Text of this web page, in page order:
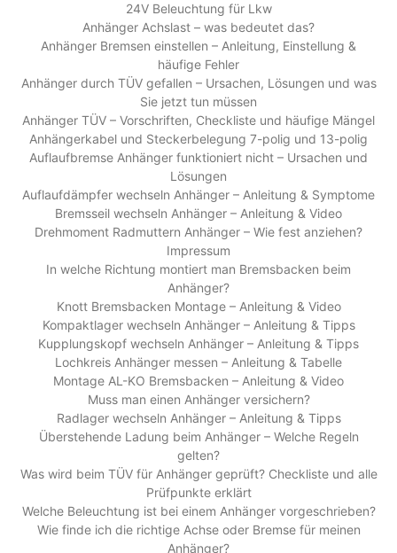
24V Beleuchtung für Lkw
Anhänger Achslast – was bedeutet das?
Anhänger Bremsen einstellen – Anleitung, Einstellung &
häufige Fehler
Anhänger durch TÜV gefallen – Ursachen, Lösungen und was
Sie jetzt tun müssen
Anhänger TÜV – Vorschriften, Checkliste und häufige Mängel
Anhängerkabel und Steckerbelegung 7-polig und 13-polig
Auflaufbremse Anhänger funktioniert nicht – Ursachen und
Lösungen
Auflaufdämpfer wechseln Anhänger – Anleitung & Symptome
Bremsseil wechseln Anhänger – Anleitung & Video
Drehmoment Radmuttern Anhänger – Wie fest anziehen?
Impressum
In welche Richtung montiert man Bremsbacken beim
Anhänger?
Knott Bremsbacken Montage – Anleitung & Video
Kompaktlager wechseln Anhänger – Anleitung & Tipps
Kupplungskopf wechseln Anhänger – Anleitung & Tipps
Lochkreis Anhänger messen – Anleitung & Tabelle
Montage AL-KO Bremsbacken – Anleitung & Video
Muss man einen Anhänger versichern?
Radlager wechseln Anhänger – Anleitung & Tipps
Überstehende Ladung beim Anhänger – Welche Regeln
gelten?
Was wird beim TÜV für Anhänger geprüft? Checkliste und alle
Prüfpunkte erklärt
Welche Beleuchtung ist bei einem Anhänger vorgeschrieben?
Wie finde ich die richtige Achse oder Bremse für meinen
Anhänger?